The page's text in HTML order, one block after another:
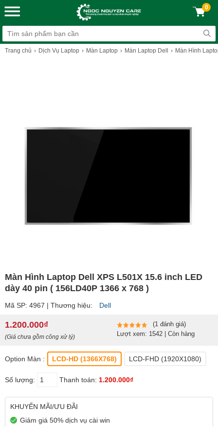
0
Trang chủ Dịch Vụ Laptop Màn Laptop Màn Laptop Dell Màn Hình
Màn Hình Laptop Dell XPS L501X 15.6 inch LED
dày 40 pin ( 156LD40P 1366 x 768 )
Mã SP: 4967 | Thương hiệu: Dell
1.200.000₫
(Giá chưa gồm công xử lý)
(1 đánh giá)
Lượt xem: 1542 | Còn hàng
Option Màn : LCD-HD (1366X768) LCD-FHD (1920X1080)
Số lượng: Thanh toán: 1.200.000₫
KHUYẾN MÃI/ƯU ĐÃI
Giảm giá 50% dịch vụ cài win